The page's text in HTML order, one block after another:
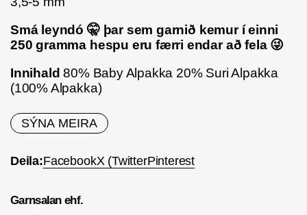
Smá leyndó 🤫þar sem garnið kemur í einni
250 gramma hespu eru færri endar að fela 😜
Innihald 80% Baby Alpakka 20% Suri Alpakka
(100% Alpakka)
Þyngd250 gr. (ca. 450 m.)
Prjónastærð 3½ – 5 mm.
Prjónfesta:Við mælum með prjónastærð 3½ – 5.
SÝNA MEIRA
Deila:FacebookX (TwitterPinterest
Garnsalan ehf.